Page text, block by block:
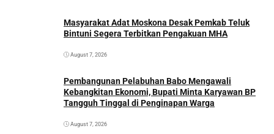
Masyarakat Adat Moskona Desak Pemkab Teluk
Bintuni Segera Terbitkan Pengakuan MHA
August 7, 2026
Pembangunan Pelabuhan Babo Mengawali
Kebangkitan Ekonomi, Bupati Minta Karyawan BP
Tangguh Tinggal di Penginapan Warga
August 7, 2026